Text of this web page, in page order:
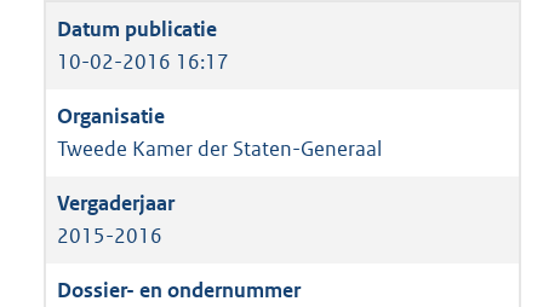
10-02-2016 16:17
Tweede Kamer der Staten-Generaal
2015-2016